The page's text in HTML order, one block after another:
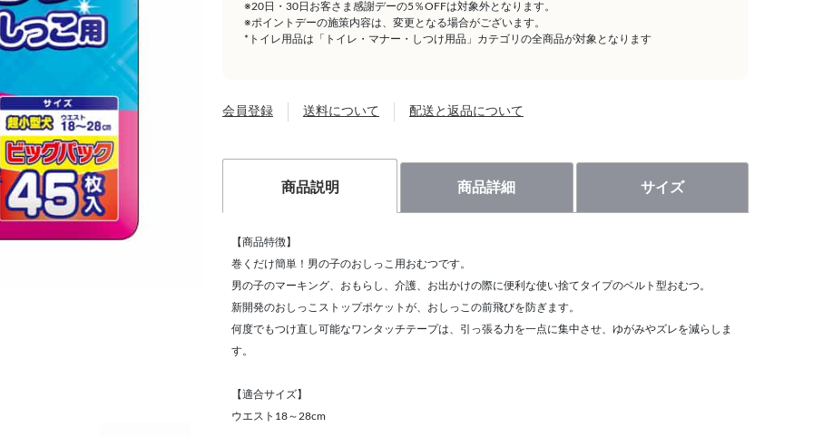
※20日・30日お客さま感謝デーの5％OFFは対象外となります。
※ポイントデーの施策内容は、変更となる場合がございます。
*トイレ用品は「トイレ・マナー・しつけ用品」カテゴリの全商品が対象となります
会員登録 送料について 配送と返品について
商品説明 商品詳細 サイズ
【商品特徴】
巻くだけ簡単！男の子のおしっこ用おむつです。
男の子のマーキング、おもらし、介護、お出かけの際に便利な使い捨てタイプのベルト型おむつ。
新開発のおしっこストップポケットが、おしっこの前飛びを防ぎます。
何度でもつけ直し可能なワンタッチテープは、引っ張る力を一点に集中させ、ゆがみやズレを減らしま
す。
【適合サイズ】
ウエスト18～28cm